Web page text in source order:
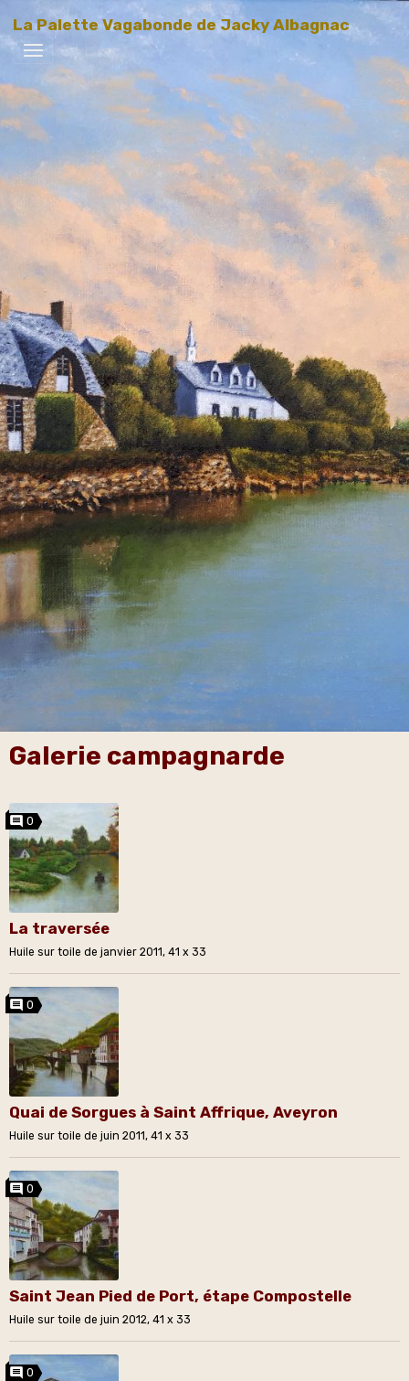
La Palette Vagabonde de Jacky Albagnac
Galerie campagnarde
0
La traversée
Huile sur toile de janvier 2011, 41 x 33
0
Quai de Sorgues à Saint Affrique, Aveyron
Huile sur toile de juin 2011, 41 x 33
0
Saint Jean Pied de Port, étape Compostelle
Huile sur toile de juin 2012, 41 x 33
0